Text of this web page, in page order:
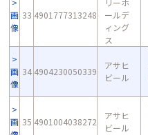
画
像
33 4901777313248
リーホ
ールデ
ィング
ス
画
像
34 4904230050339
アサヒ
ビール
画 35 4901004038272
アサヒ
ビール